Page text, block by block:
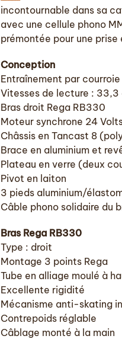
incontournable dans sa
avec une cellule phono
prémontée pour une
Conception
Entraînement par courroie
Vitesses de lecture :
Bras droit Rega RB330
Moteur synchrone 24
Châssis en Tancast 8
Brace en aluminium et
Plateau en verre (deux
Pivot en laiton
3 pieds aluminium/
Câble phono solidaire du
Bras Rega RB330
Type : droit
Montage 3 points Rega
Tube en alliage moulé à
Excellente rigidité
Mécanisme anti-skating
Contrepoids réglable
Câblage monté à la main